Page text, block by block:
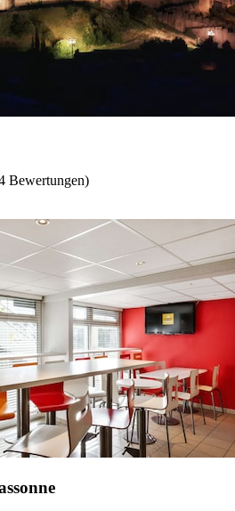
Bewertungen)